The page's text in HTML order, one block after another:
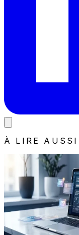
À LIRE AUSSI